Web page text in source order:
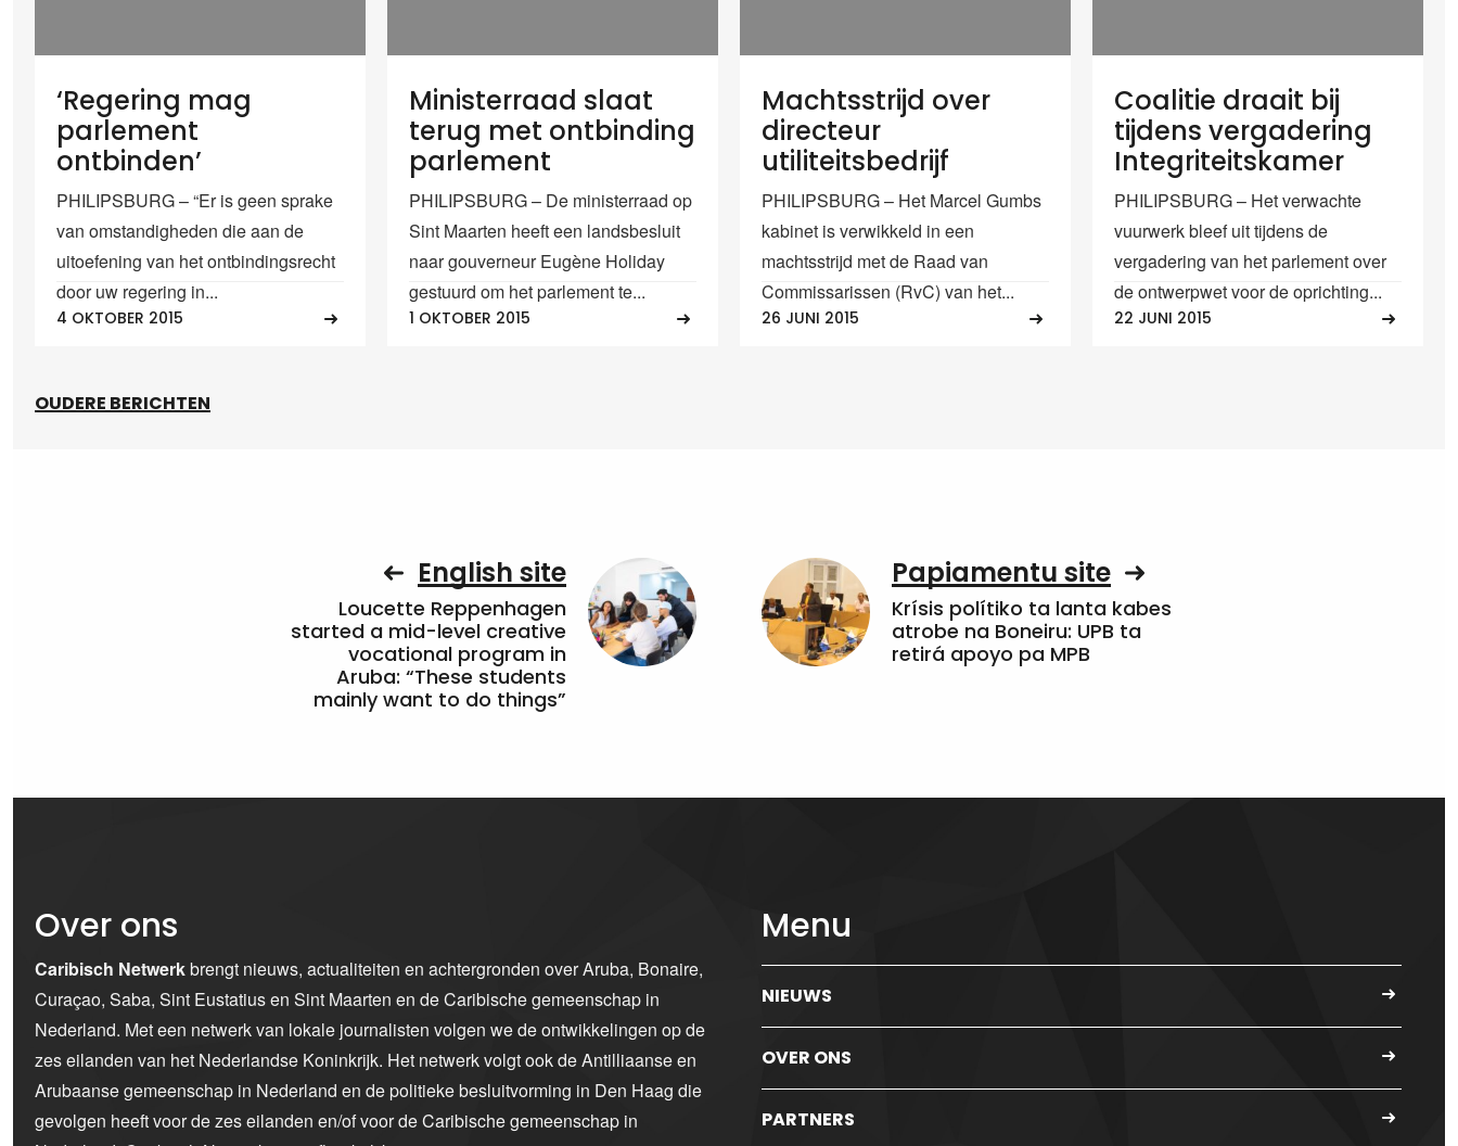
‘Regering mag
parlement
ontbinden’
PHILIPSBURG – “Er is geen sprake
van omstandigheden die aan de
uitoefening van het ontbindingsrecht
door uw regering in...
4 OKTOBER 2015
Ministerraad slaat
terug met ontbinding
parlement
PHILIPSBURG – De ministerraad op
Sint Maarten heeft een landsbesluit
naar gouverneur Eugène Holiday
gestuurd om het parlement te...
1 OKTOBER 2015
Machtsstrijd over
directeur
utiliteitsbedrijf
PHILIPSBURG – Het Marcel Gumbs
kabinet is verwikkeld in een
machtsstrijd met de Raad van
Commissarissen (RvC) van het...
26 JUNI 2015
Coalitie draait bij
tijdens vergadering
Integriteitskamer
PHILIPSBURG – Het verwachte
vuurwerk bleef uit tijdens de
vergadering van het parlement over
de ontwerpwet voor de oprichting...
22 JUNI 2015
OUDERE BERICHTEN
English site
Loucette Reppenhagen
started a mid-level creative
vocational program in
Aruba: “These students
mainly want to do things”
Papiamentu site
Krísis polítiko ta lanta kabes
atrobe na Boneiru: UPB ta
retirá apoyo pa MPB
Over ons
Caribisch Netwerkbrengt nieuws, actualiteiten en achtergronden over Aruba, Bonaire,
Curaçao, Saba, Sint Eustatius en Sint Maarten en de Caribische gemeenschap in
Nederland. Met een netwerk van lokale journalisten volgen we de ontwikkelingen op de
zes eilanden van het Nederlandse Koninkrijk. Het netwerk volgt ook de Antilliaanse en
Arubaanse gemeenschap in Nederland en de politieke besluitvorming in Den Haag die
gevolgen heeft voor de zes eilanden en/of voor de Caribische gemeenschap in
Menu
NIEUWS
OVER ONS
PARTNERS